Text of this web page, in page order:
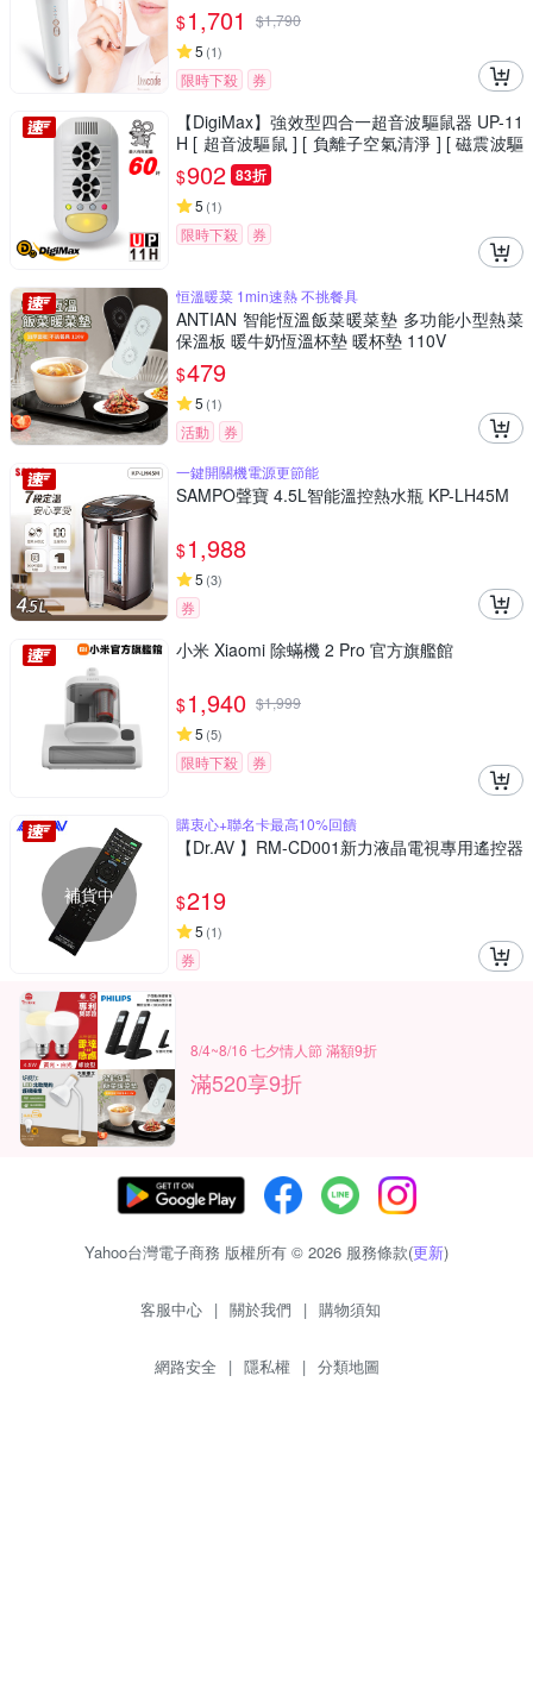
$1,701 $1,790
5 (1)
限時下殺 券
【DigiMax】強效型四合一超音波驅鼠器 UP-11
H [ 超音波驅鼠 ] [ 負離子空氣清淨 ] [ 磁震波驅
蟲 ] [ 感應式黃光驅蚊 ]
$902 83折
5 (1)
限時下殺 券
恒溫暖菜 1min速熱 不挑餐具
ANTIAN 智能恆溫飯菜暖菜墊 多功能小型熱菜
保溫板 暖牛奶恆溫杯墊 暖杯墊 110V
$479
5 (1)
活動
券
一鍵開關機電源更節能
SAMPO聲寶 4.5L智能溫控熱水瓶 KP-LH45M
$1,988
5 (3)
券
小米 Xiaomi 除蟎機 2 Pro 官方旗艦館
$1,940 $1,999
5 (5)
限時下殺 券
補貨中
購衷心+聯名卡最高10%回饋
【Dr.AV 】RM-CD001新力液晶電視專用遙控器
$219
5 (1)
券
8/4~8/16 七夕情人節 滿額9折
滿520享9折
Yahoo台灣電子商務 版權所有 © 2026 服務條款(更新)
客服中心 | 關於我們 | 購物須知
網路安全 | 隱私權 | 分類地圖